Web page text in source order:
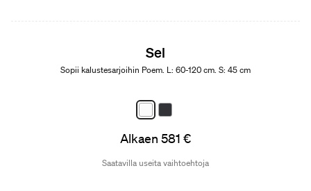
Sel
Sopii kalustesarjoihin Poem. L: 60-120 cm. S: 45 cm
Alkaen 581 €
Saatavilla useita vaihtoehtoja